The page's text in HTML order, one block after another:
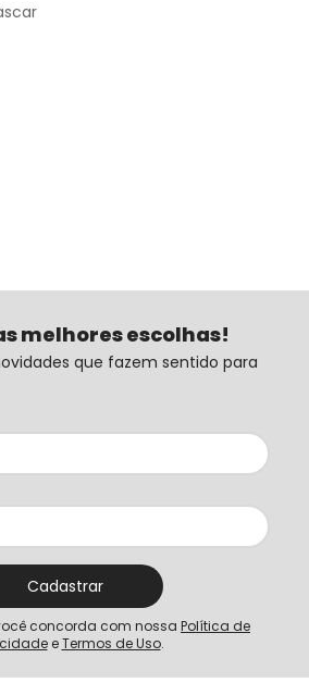
melhores escolhas!
que fazem sentido para
Cadastrar
concorda com nossa Política de
e Termos de Uso.